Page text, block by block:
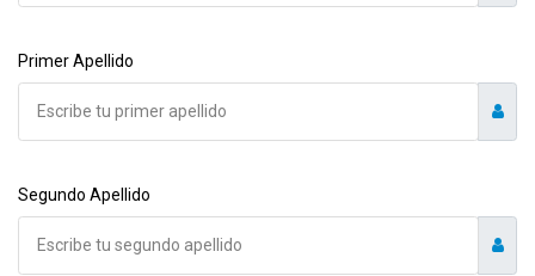
Primer Apellido
Segundo Apellido